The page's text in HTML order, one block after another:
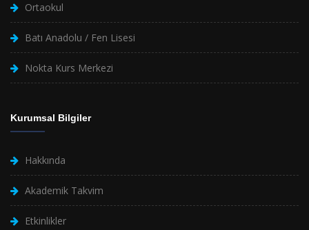
Ortaokul
Batı Anadolu / Fen Lisesi
Nokta Kurs Merkezi
Kurumsal Bilgiler
Hakkında
Akademik Takvim
Etkinlikler